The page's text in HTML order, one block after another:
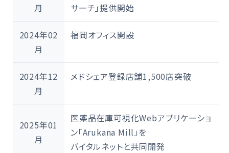
月
サーチ」提供開始
2024年02
月
福岡オフィス開設
2024年12
月
メドシェア登録店舗1,500店突破
2025年01
月
医薬品在庫可視化Webアプリケーショ
ン「Arukana Mill」を
バイタルネットと共同開発